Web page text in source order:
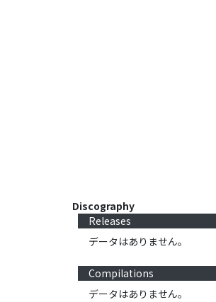
Discography
Releases
データはありません。
Compilations
データはありません。